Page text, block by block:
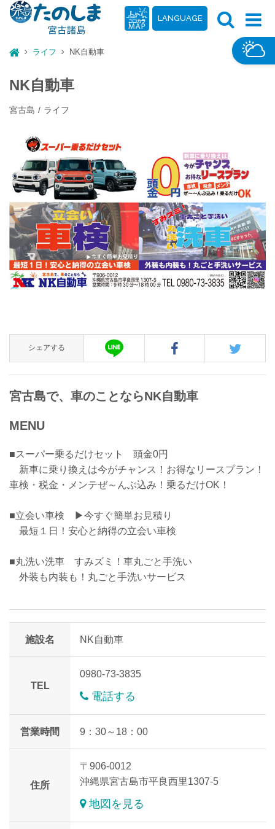
LANGUAGE
ライフ NK自動車
NK自動車
宮古島 ライフ
シェアする
宮古島で、車のことならNK自動車
MENU
■スーパー乗るだけセット 頭金0円
新車に乗り換えは今がチャンス！お得なリースプラン！
車検・税金・メンテぜ～んぶ込み！乗るだけOK！
■立会い車検 ▶今すぐ簡単お見積り
最短１日！安心と納得の立会い車検
■丸洗い洗車 すみズミ！車丸ごと手洗い
外装も内装も！丸ごと手洗いサービス
施設名 NK自動車
TEL
0980-73-3835
電話する
営業時間 9：30～18：00
住所
〒906-0012
沖縄県宮古島市平良西里1307-5
地図を見る